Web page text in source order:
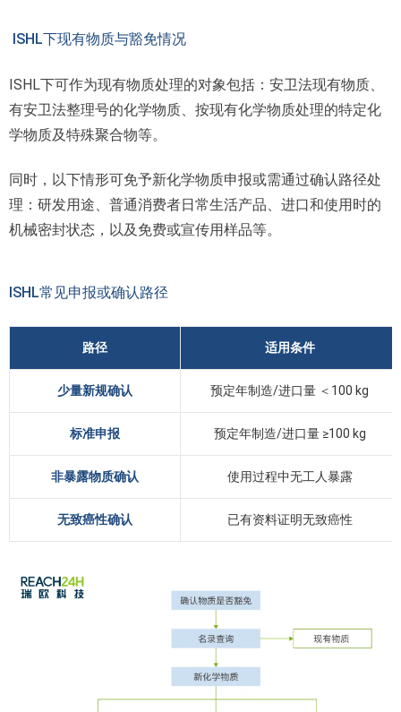
ISHL下现有物质与豁免情况
ISHL下可作为现有物质处理的对象包括：安卫法现有物质、
有安卫法整理号的化学物质、按现有化学物质处理的特定化
学物质及特殊聚合物等。
同时，以下情形可免予新化学物质申报或需通过确认路径处
理：研发用途、普通消费者日常生活产品、进口和使用时的
机械密封状态，以及免费或宣传用样品等。
ISHL常见申报或确认路径
路径 适用条件
少量新规确认 预定年制造/进口量 ＜100 kg
标准申报 预定年制造/进口量 ≥100 kg
非暴露物质确认 使用过程中无工人暴露
无致癌性确认 已有资料证明无致癌性